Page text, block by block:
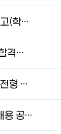
2026년 제2회 과천시청소년재단 직원 채용 재공고(학교상담복지사)
2026년 제2회 과천시청소년재단 직원채용 최종합격자 공고
2026년 제2회 과천시청소년재단 직원 채용 서류전형 합격자 발표 및 면접시험 실시계획 공고
2026년 제2회 과천시청소년재단 직원(기간제) 채용 공고(학교상담복지사)